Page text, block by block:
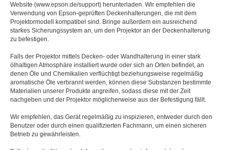
Website (www.epson.de/support) herunterladen. Wir empfehlen die
Verwendung von Epson-geprüften Deckenhalterungen, die mit dem
Projektormodell kompatibel sind. Bringe außerdem ein ausreichend
starkes Sicherungssystem an, um den Projektor an der Deckenhalterung
zu befestigen.
Falls der Projektor mittels Decken- oder Wandhalterung in einer stark
ölhaltigen Atmosphäre installiert wurde oder sich an Orten befindet, an
denen Öle und Chemikalien verflüchtigt beziehungsweise regelmäßig
aromatische Öle verbrannt werden, können diese Substanzen bestimmte
Materialien unserer Produkte angreifen, sodass diese mit der Zeit
nachgeben und der Projektor möglicherweise aus der Befestigung fällt.
Wir empfehlen, das Gerät regelmäßig zu inspizieren, entweder durch den
Benutzer oder durch einen qualifizierten Fachmann, um einen sicheren
Betrieb zu gewährleisten.